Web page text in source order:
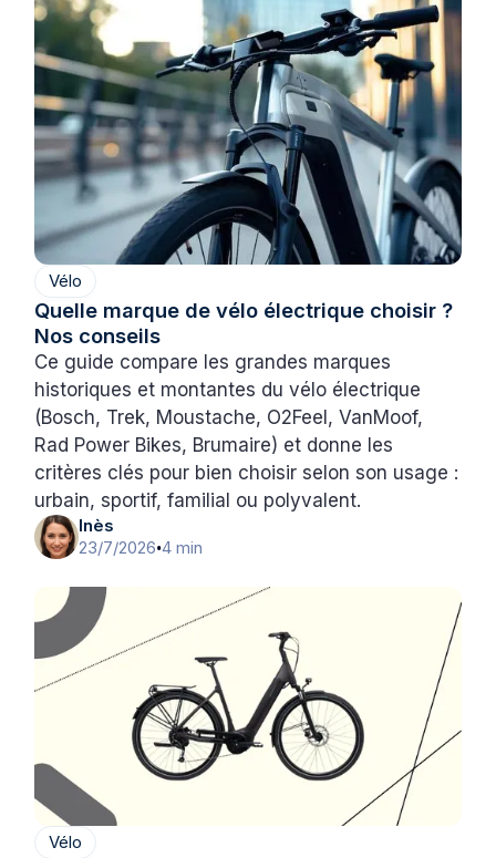
Vélo
Quelle marque de vélo électrique choisir ?
Nos conseils
Ce guide compare les grandes marques
historiques et montantes du vélo électrique
(Bosch, Trek, Moustache, O2Feel, VanMoof,
Rad Power Bikes, Brumaire) et donne les
critères clés pour bien choisir selon son usage :
urbain, sportif, familial ou polyvalent.
Inès
23/7/2026•4 min
Vélo